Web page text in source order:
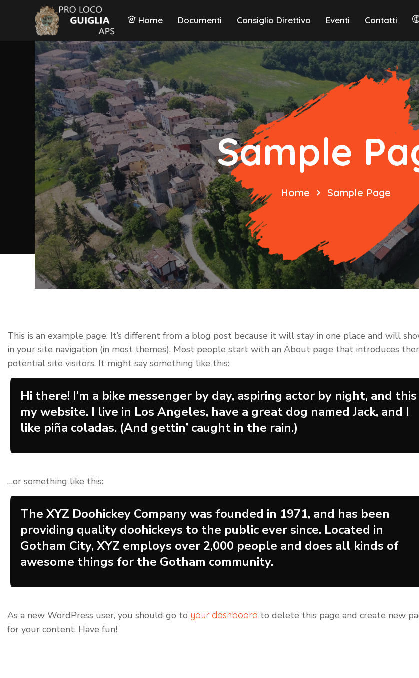
Home Documenti Consiglio Direttivo Eventi Contatti
Sample
Home Sample Page
This is an example page. It’s different from a blog post because it will stay in one place and will
in your site navigation (in most themes). Most people start with an About page that introduces
potential site visitors. It might say something like this:
Hi there! I’m a bike messenger by day, aspiring actor by night, and this
my website. I live in Los Angeles, have a great dog named Jack, and I
like piña coladas. (And gettin’ caught in the rain.)
…or something like this:
The XYZ Doohickey Company was founded in 1971, and has been
providing quality doohickeys to the public ever since. Located in
Gotham City, XYZ employs over 2,000 people and does all kinds of
awesome things for the Gotham community.
As a new WordPress user, you should go to your dashboard to delete this page and create new
for your content. Have fun!